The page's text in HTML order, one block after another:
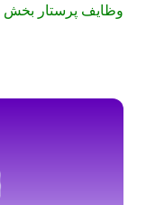
وظایف پرستار بخش ICU